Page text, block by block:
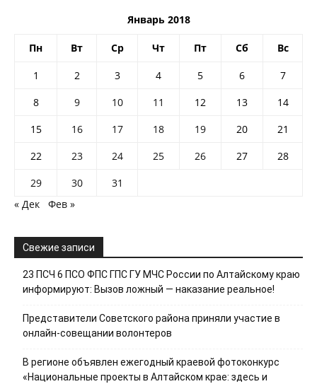
Январь 2018
Пн Вт Ср Чт Пт Сб Вс
1 2 3 4 5 6
7
8
9 10 11 12 13
14
15
16 17 18 19 20
21
22
23 24 25 26 27
28
29
30
31
« Дек
Фев »
Свежие записи
23 ПСЧ 6 ПСО ФПС ГПС ГУ МЧС России по Алтайскому краю
информируют: Вызов ложный — наказание реальное!
Представители Советского района приняли участие в
онлайн-совещании волонтеров
В регионе объявлен ежегодный краевой фотоконкурс
«Национальные проекты в Алтайском крае: здесь и